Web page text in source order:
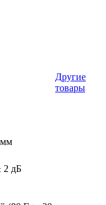
Другие
товары
мм
2 дБ